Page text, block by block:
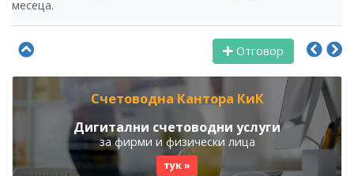
месеца.
Отговор
Счетоводна Кантора КиК
Дигитални счетоводни услуги
за фирми и физически лица
тук »